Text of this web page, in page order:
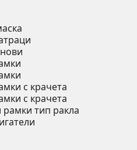
с крачета
с крачета
тип ракла